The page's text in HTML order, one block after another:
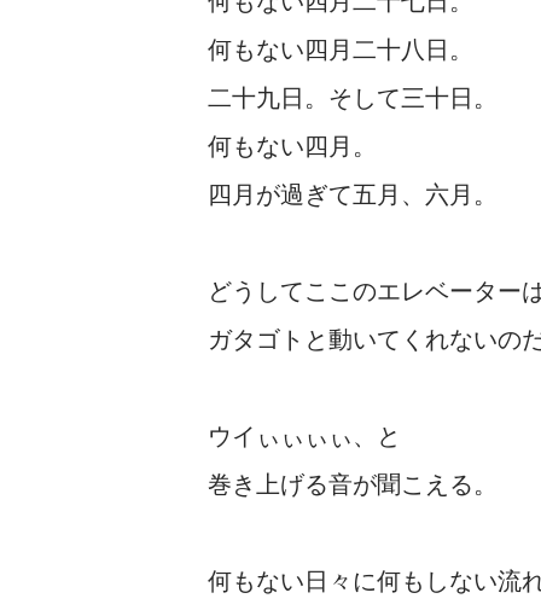
何もない四月二十八日。
二十九日。そして三十日。
何もない四月。
四月が過ぎて五月、六月。
どうしてここのエレベーター
ガタゴトと動いてくれないのだ
ウイぃぃぃぃ、と
巻き上げる音が聞こえる。
何もない日々に何もしない流